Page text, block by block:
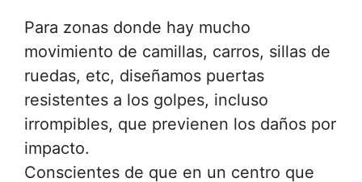
Para zonas donde hay mucho
movimiento de camillas, carros, sillas de
ruedas, etc, diseñamos puertas
resistentes a los golpes, incluso
irrompibles, que previenen los daños por
impacto.
Conscientes de que en un centro que